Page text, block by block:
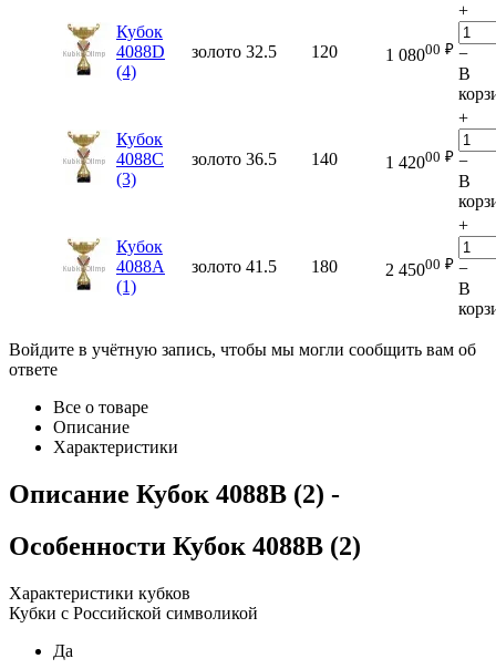
Кубок
4088D
(4)
золото 32.5 120 1 08000 ₽
+
−
В
Кубок
4088C
(3)
золото 36.5 140 1 42000 ₽
+
−
В
Кубок
4088A
(1)
золото 41.5 180 2 45000 ₽
+
−
В
Войдите в учётную запись, чтобы мы могли сообщить вам об
ответе
Все о товаре
Описание
Характеристики
Описание Кубок 4088B (2) -
Особенности Кубок 4088B (2)
Характеристики кубков
Кубки с Российской символикой
Да